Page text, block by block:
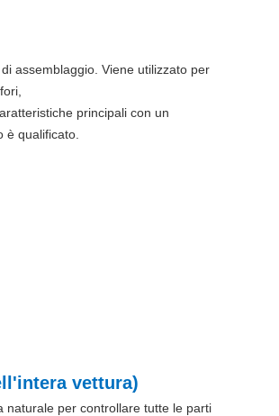
assemblaggio. Viene utilizzato per
principali con un
è qualificato.
vettura)
naturale per controllare tutte le parti